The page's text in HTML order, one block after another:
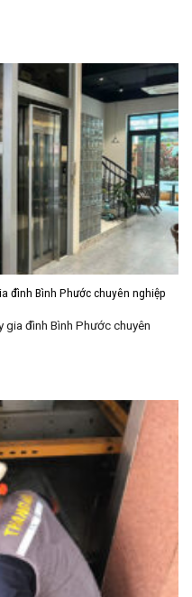
đình Bình Phước chuyên nghiệp
đình Bình Phước chuyên